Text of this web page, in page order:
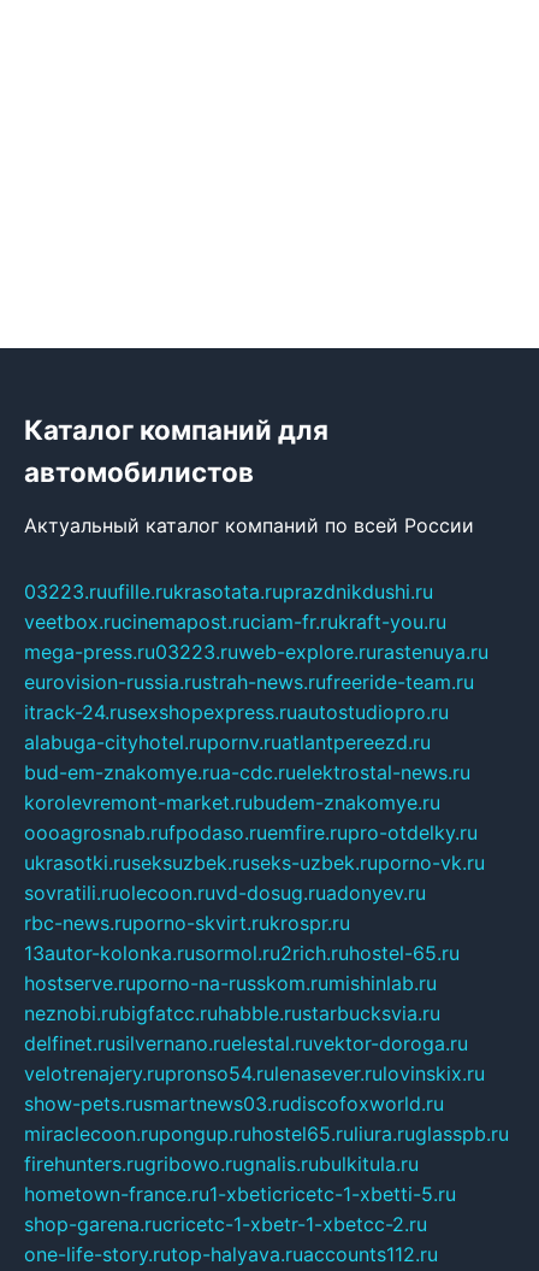
Каталог компаний для
автомобилистов
Актуальный каталог компаний по всей России
03223.ruufille.rukrasotata.ruprazdnikdushi.ru
veetbox.rucinemapost.ruciam-fr.rukraft-you.ru
mega-press.ru03223.ruweb-explore.rurastenuya.ru
eurovision-russia.rustrah-news.rufreeride-team.ru
itrack-24.rusexshopexpress.ruautostudiopro.ru
alabuga-cityhotel.rupornv.ruatlantpereezd.ru
bud-em-znakomye.rua-cdc.ruelektrostal-news.ru
korolevremont-market.rubudem-znakomye.ru
oooagrosnab.rufpodaso.ruemfire.rupro-otdelky.ru
ukrasotki.ruseksuzbek.ruseks-uzbek.ruporno-vk.ru
sovratili.ruolecoon.ruvd-dosug.ruadonyev.ru
rbc-news.ruporno-skvirt.rukrospr.ru
13autor-kolonka.rusormol.ru2rich.ruhostel-65.ru
hostserve.ruporno-na-russkom.rumishinlab.ru
neznobi.rubigfatcc.ruhabble.rustarbucksvia.ru
delfinet.rusilvernano.ruelestal.ruvektor-doroga.ru
velotrenajery.rupronso54.rulenasever.rulovinskix.ru
show-pets.rusmartnews03.rudiscofoxworld.ru
miraclecoon.rupongup.ruhostel65.ruliura.ruglasspb.ru
firehunters.rugribowo.rugnalis.rubulkitula.ru
hometown-france.ru1-xbeticricetc-1-xbetti-5.ru
shop-garena.rucricetc-1-xbetr-1-xbetcc-2.ru
one-life-story.rutop-halyava.ruaccounts112.ru